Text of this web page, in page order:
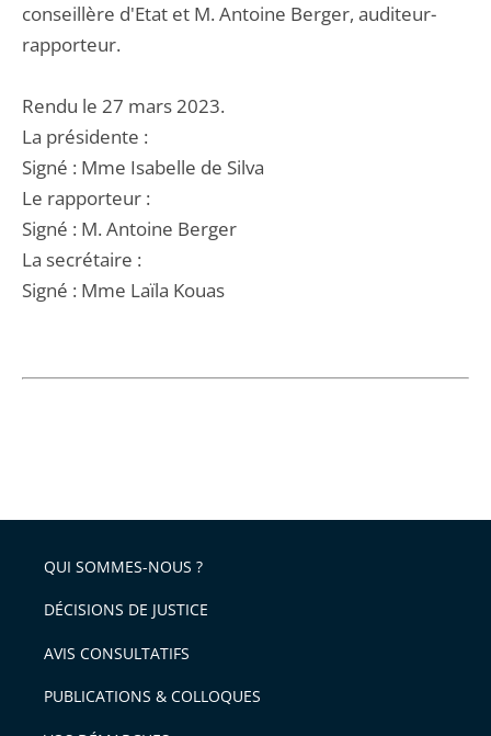
conseillère d'Etat et M. Antoine Berger, auditeur-
rapporteur.
Rendu le 27 mars 2023.
La présidente :
Signé : Mme Isabelle de Silva
Le rapporteur :
Signé : M. Antoine Berger
La secrétaire :
Signé : Mme Laïla Kouas
QUI SOMMES-NOUS ?
DÉCISIONS DE JUSTICE
AVIS CONSULTATIFS
PUBLICATIONS & COLLOQUES